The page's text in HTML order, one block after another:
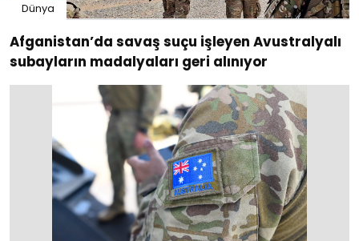
Dünya
Afganistan’da savaş suçu işleyen Avustralyalı
subayların madalyaları geri alınıyor